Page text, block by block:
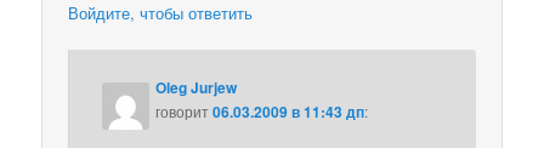
Войдите, чтобы ответить
Oleg Jurjew
говорит06.03.2009 в 11:43 дп: